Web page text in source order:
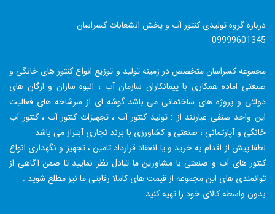
درباره گروه تولیدی کنتور آب و پخش انشعابات کسراسان
09999601345
مجموعه کسراسان متخصص در زمینه تولید و توزیع انواع کنتور های خانگی و
صنعتی اماده همکاری با پیمانکاران سازمان آب ، انبوه سازان و ارگان های
دولتی و پروژه های ساختمانی می باشد.گوشه ای از سرشاخه های فعالیت
این واحد صنفی عبارتند از : تولید کنتور آب ، تجهیزات کنتور آب ، کنتور آب
خانگی و آپارتمانی ، صنعتی و کشاورزی با برند تجاری آبتراز می باشد
لطفا پیش از اقدام به خرید و یا انعقاد قرارداد تامین ، تجهیز و نگهداری انواع
کنتور های آب و صنعتی با مشاورین ما تبادل نظر نمایید تا ضمن آگاهی از
توانمندی های این مجموعه از قیمت های کاملا رقابتی ما نیز مطلع شوید .
بدون واسطه کالای خود را تهیه کنید.